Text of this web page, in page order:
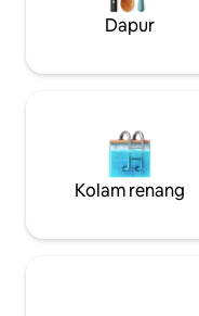
Dapur
Kolam renang